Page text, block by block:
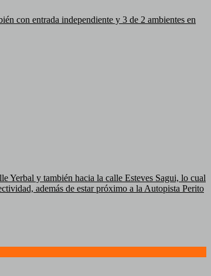
con entrada independiente y 3 de 2 ambientes en
Yerbal y también hacia la calle Esteves Sagui, lo cual
además de estar próximo a la Autopista Perito